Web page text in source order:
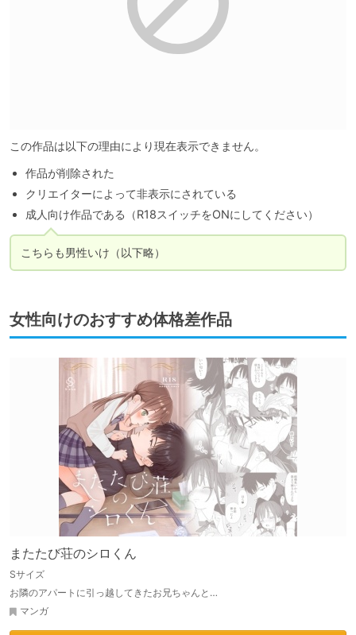
この作品は以下の理由により現在表示できません。
作品が削除された
クリエイターによって非表示にされている
成人向け作品である（R18スイッチをONにしてください）
こちらも男性いけ（以下略）
女性向けのおすすめ体格差作品
またたび荘のシロくん
Sサイズ
お隣のアパートに引っ越してきたお兄ちゃんと…
マンガ